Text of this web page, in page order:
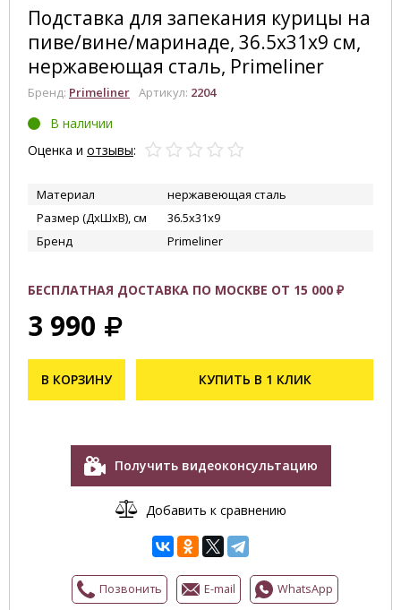
Подставка для запекания курицы на
пиве/вине/маринаде, 36.5х31х9 см,
нержавеющая сталь, Primeliner
Бренд: Primeliner Артикул: 2204
В наличии
Оценка и отзывы:
Материал
нержавеющая сталь
Размер (ДхШхВ), см
36.5х31х9
Бренд
Primeliner
БЕСПЛАТНАЯ ДОСТАВКА ПО МОСКВЕ ОТ 15 000 ₽
3 990
В КОРЗИНУ КУПИТЬ В 1 КЛИК
Получить видеоконсультацию
Добавить к сравнению
Позвонить E-mail WhatsApp